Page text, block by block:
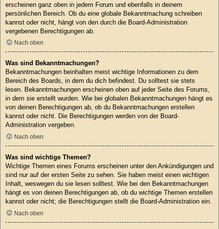
erscheinen ganz oben in jedem Forum und ebenfalls in deinem
persönlichen Bereich. Ob du eine globale Bekanntmachung schreiben
kannst oder nicht, hängt von den durch die Board-Administration
vergebenen Berechtigungen ab.
Nach oben
Was sind Bekanntmachungen?
Bekanntmachungen beinhalten meist wichtige Informationen zu dem
Bereich des Boards, in dem du dich befindest. Du solltest sie stets
lesen. Bekanntmachungen erscheinen oben auf jeder Seite des Forums,
in dem sie erstellt wurden. Wie bei globalen Bekanntmachungen hängt es
von deinen Berechtigungen ab, ob du Bekanntmachungen erstellen
kannst oder nicht. Die Berechtigungen werden von der Board-
Administration vergeben.
Nach oben
Was sind wichtige Themen?
Wichtige Themen eines Forums erscheinen unter den Ankündigungen und
sind nur auf der ersten Seite zu sehen. Sie haben meist einen wichtigen
Inhalt, weswegen du sie lesen solltest. Wie bei den Bekanntmachungen
hängt es von deinen Berechtigungen ab, ob du wichtige Themen erstellen
kannst oder nicht; die Berechtigungen stellt die Board-Administration ein.
Nach oben